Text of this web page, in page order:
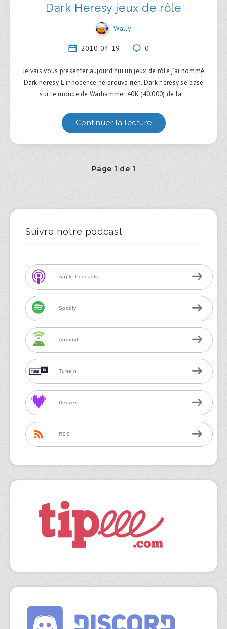
Dark Heresy jeux de rôle
Wally
2010-04-19 0
Je vais vous présenter aujourd’hui un jeux de rôle j’ai nommé
Dark heresy. L´innocence ne prouve rien. Dark heresy se base
sur le monde de Warhammer 40K (40.000) de la…
Continuer la lecture
Page 1 de 1
Suivre notre podcast
Apple Podcasts
Spotify
Android
TuneIn
Deezer
RSS